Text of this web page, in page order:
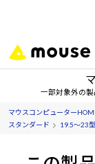
一部対象外の製
マウスコンピューター
スタンダード
19.5～23型